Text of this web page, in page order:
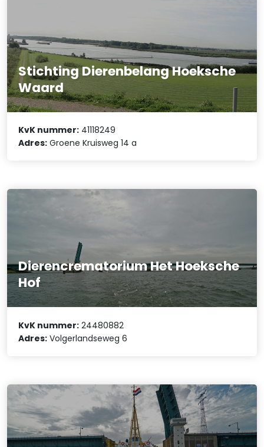
Stichting Dierenbelang Hoeksche
Waard
KvK nummer: 41118249
Adres: Groene Kruisweg 14 a
Dierencrematorium Het Hoeksche
Hof
KvK nummer: 24480882
Adres: Volgerlandseweg 6